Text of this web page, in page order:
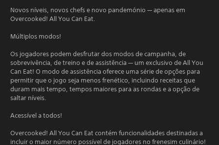
Novos níveis, novos chefs e novo pandemónio — apenas em
Overcooked! All You Can Eat.
Múltiplos modos!
Os jogadores podem desfrutar dos modos de campanha, de
sobrevivência, de treino e de assistência — um exclusivo de All You
Can Eat! O modo de assistência oferece uma série de opções para
permitir que o jogo seja menos frenético, incluindo receitas que
duram mais tempo, tempos maiores para as rondas e a opção de
saltar níveis.
Acessível a todos!
Overcooked! All You Can Eat contém funcionalidades destinadas a
incluir o maior número possível de jogadores no frenesim culinário!